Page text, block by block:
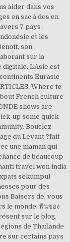
aider dans vos
en sac à dos en
7 pays :
et les
son
sur la
L’Asie est
Eurasie
Where to
French culture
shows are
up some quick
Bouclez
du Levant ?fait
une maman qui
de beaucoup
travel won india
sekumpul
pour des
Baisers de, vous
le monde. พินของ
sur le blog,
de Thaïlande
sur certains pays